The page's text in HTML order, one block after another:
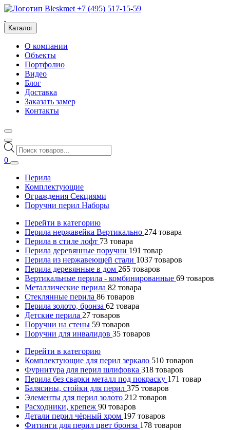
+7 (495) 517-15-59
Каталог
О компании
Объекты
Портфолио
Видео
Блог
Доставка
Заказать замер
Контакты
Поиск
товаров
0
Перила
Комплектующие
Ограждения Секциями
Поручни перил Наборы
Перейти в категорию
Перила нержавейка Вертикально 274 товара
Перила в стиле лофт 73 товара
Перила деревянные поручни 191 товар
Перила из нержавеющей стали 1037 товаров
Перила деревянные в дом 265 товаров
Вертикальные перила - комбинированные 69 товаров
Металлические перила 82 товара
Стеклянные перила 86 товаров
Перила золото, бронза 62 товара
Детские перила 27 товаров
Поручни на стены 59 товаров
Поручни для инвалидов 35 товаров
Перейти в категорию
Комплектующие для перил зеркало 510 товаров
Фурнитура для перил шлифовка 318 товаров
Перила без сварки металл под покраску 171 товар
Балясины, стойки для перил 375 товаров
Элементы для перил золото 212 товаров
Расходники, крепеж 90 товаров
Детали перил чёрный хром 197 товаров
Фитинги для перил цвет бронза 178 товаров